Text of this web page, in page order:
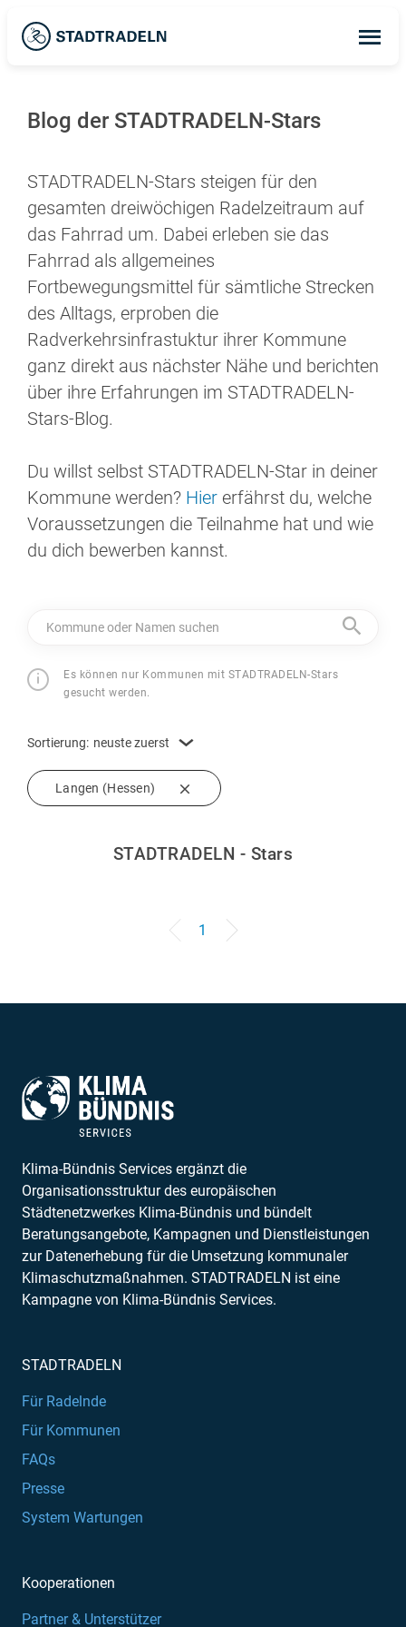
Blog der STADTRADELN-Stars
STADTRADELN-Stars steigen für den
gesamten dreiwöchigen Radelzeitraum auf
das Fahrrad um. Dabei erleben sie das
Fahrrad als allgemeines
Fortbewegungsmittel für sämtliche Strecken
des Alltags, erproben die
Radverkehrsinfrastuktur ihrer Kommune
ganz direkt aus nächster Nähe und berichten
über ihre Erfahrungen im STADTRADELN-
Stars-Blog.
Du willst selbst STADTRADELN-Star in deiner
Kommune werden? Hier erfährst du, welche
Voraussetzungen die Teilnahme hat und wie
du dich bewerben kannst.
Kommune oder Namen suchen
Es können nur Kommunen mit STADTRADELN-Stars
gesucht werden.
Langen (Hessen)
Sortierung: neuste zuerst
STADTRADELN - Stars
1
Klima-Bündnis Services ergänzt die
Organisationsstruktur des europäischen
Städtenetzwerkes Klima-Bündnis und bündelt
Beratungsangebote, Kampagnen und Dienstleistungen
zur Datenerhebung für die Umsetzung kommunaler
Klimaschutzmaßnahmen. STADTRADELN ist eine
Kampagne von Klima-Bündnis Services.
STADTRADELN
Für Radelnde
Für Kommunen
FAQs
Presse
System Wartungen
Kooperationen
Partner & Unterstützer